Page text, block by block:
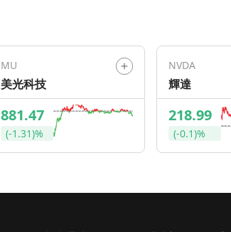
MU
美光科技
881.47
(-1.31)%
NVDA
輝達
218.99
(-0.1)%